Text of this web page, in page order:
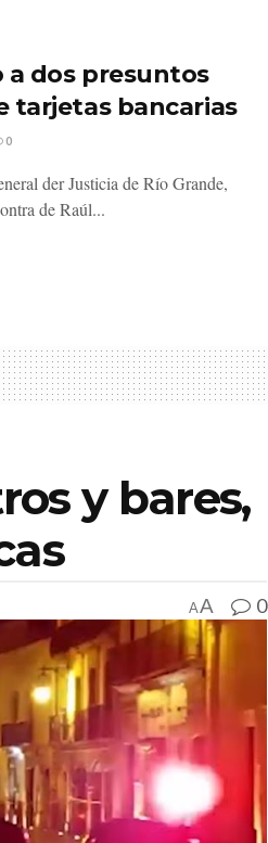
a dos presuntos
tarjetas bancarias
0
der Justicia de Río Grande,
de Raúl...
y bares,
AA 0